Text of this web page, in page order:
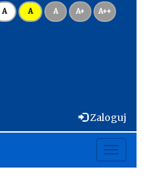
A A A A+ A++
Zaloguj
Toggle